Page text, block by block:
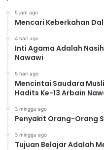
5 jam ago
Mencari Keberkahan
4 hari ago
Inti Agama Adalah
Nawawi
5 hari ago
Mencintai Saudara
Hadits Ke-13 Arbain
3 minggu ago
Penyakit Orang-Orang
3 minggu ago
Tujuan Belajar Adalah